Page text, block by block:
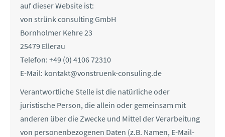
auf dieser Website ist:
von strünk consulting GmbH
Bornholmer Kehre 23
25479 Ellerau
Telefon: +49 (0) 4106 72310
E-Mail: kontakt@vonstruenk-consuling.de
Verantwortliche Stelle ist die natürliche oder
juristische Person, die allein oder gemeinsam mit
anderen über die Zwecke und Mittel der Verarbeitung
von personenbezogenen Daten (z.B. Namen, E-Mail-